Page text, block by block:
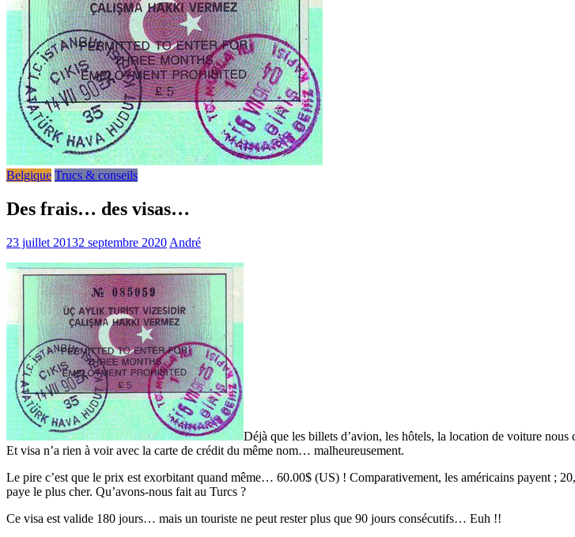
Belgique Trucs & conseils
Des frais… des visas…
23 juillet 20132 septembre 2020 André
Déjà que les billets d’avion, les hôtels, la location de voiture
Et visa n’a rien à voir avec la carte de crédit du même nom… malheureusement.
Le pire c’est que le prix est exorbitant quand même… 60.00$ (US) ! Comparativement, les américains payent ;
paye le plus cher. Qu’avons-nous fait au Turcs ?
Ce visa est valide 180 jours… mais un touriste ne peut rester plus que 90 jours consécutifs… Euh !!